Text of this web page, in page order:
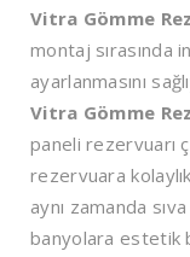
Vitra Gömme
montaj sırasında
ayarlanmasını
Vitra Gömme
paneli rezervuarı
rezervuara
aynı zamanda
banyolara estetik